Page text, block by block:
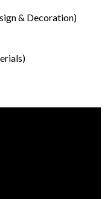
& Decoration)